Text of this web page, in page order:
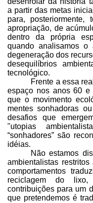
a partir das metas
para, posteriormente,
apropriação, de
dentro da própria
quando analisamos o
degeneração dos
desequilíbrios
tecnológico.
Frente a essa
espaço nos anos 60 e
que o movimento
mentes sonhadoras
desafios que
"utopias
“sonhadores” são
idéias.
Não estamos
ambientalistas
comportamentos
reciclagem do
contribuições para um
que pretendemos é